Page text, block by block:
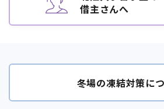
借主さんへ
冬場の凍結対策に